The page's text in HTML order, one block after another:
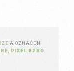
A OZNAČEN
PIXEL 8 PRO